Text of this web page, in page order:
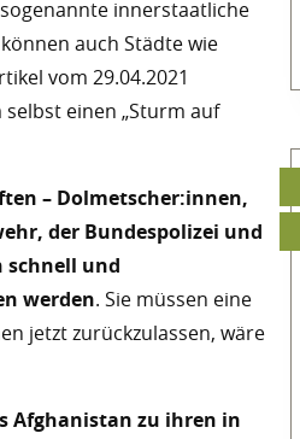
innerstaatliche
auch Städte wie
vom 29.04.2021
einen „Sturm auf
– Dolmetscher:innen,
der Bundespolizei und
schnell und
werden. Sie müssen eine
jetzt zurückzulassen, wäre
Afghanistan zu ihren in